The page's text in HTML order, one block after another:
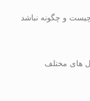
و چگونه نباشد
های مختلف